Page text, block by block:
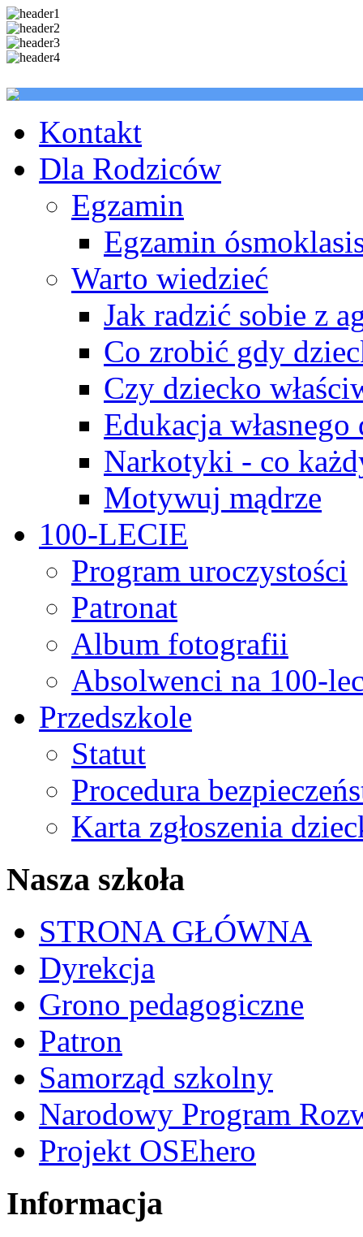
Kontakt
Dla Rodziców
Egzamin
Egzamin
Warto wiedzieć
Jak radzić sobie z
Co zrobić gdy
Czy dziecko
Edukacja własnego
Narkotyki - co
Motywuj mądrze
100-LECIE
Program uroczystości
Patronat
Album fotografii
Absolwenci na 100-
Przedszkole
Statut
Procedura
Karta zgłoszenia
Nasza szkoła
STRONA GŁÓWNA
Dyrekcja
Grono pedagogiczne
Patron
Samorząd szkolny
Narodowy Program
Projekt OSEhero
Informacja